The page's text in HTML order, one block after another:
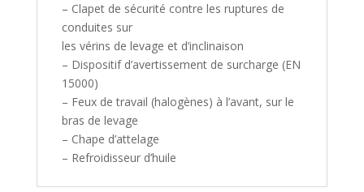
– Clapet de sécurité contre les ruptures de
conduites sur
les vérins de levage et d’inclinaison
– Dispositif d’avertissement de surcharge (EN
15000)
– Feux de travail (halogènes) à l’avant, sur le
bras de levage
– Chape d’attelage
– Refroidisseur d’huile